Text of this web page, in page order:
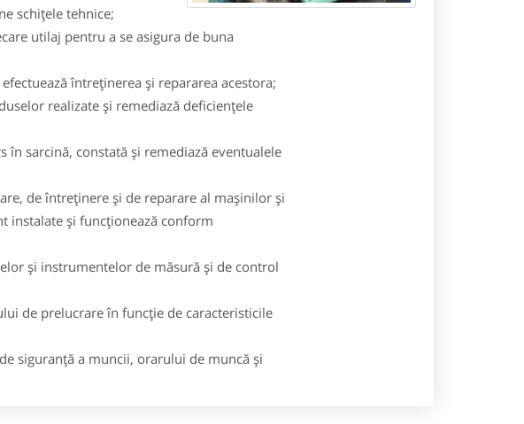
schiţele tehnice;
utilaj pentru a se asigura de buna
întreţinerea şi repararea acestora;
realizate şi remediază deficienţele
în sarcină, constată şi remediază eventualele
de întreţinere şi de reparare al maşinilor şi
instalate şi funcţionează conform
şi instrumentelor de măsură şi de control
de prelucrare în funcţie de caracteristicile
siguranţă a muncii, orarului de muncă şi